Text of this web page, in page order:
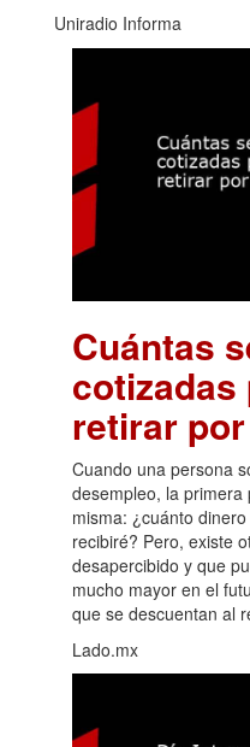
Uniradio Informa
Cuántas
cotizadas
retirar
Cuando una persona
desempleo, la
misma: ¿cuánto
recibiré? Pero, existe
desapercibido y que
mucho mayor en el
que se descuentan al
Lado.mx